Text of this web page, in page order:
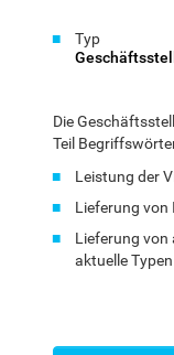
Typ
Die
Teil
Leistung der
Lieferung von
Lieferung von
aktuelle